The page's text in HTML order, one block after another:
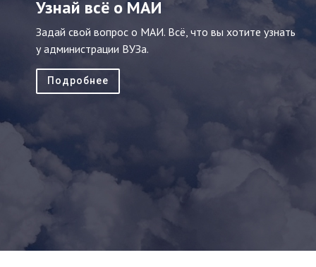
Узнай всё о МАИ
Задай свой вопрос о МАИ. Всё, что вы хотите узнать
у администрации ВУЗа.
Подробнее